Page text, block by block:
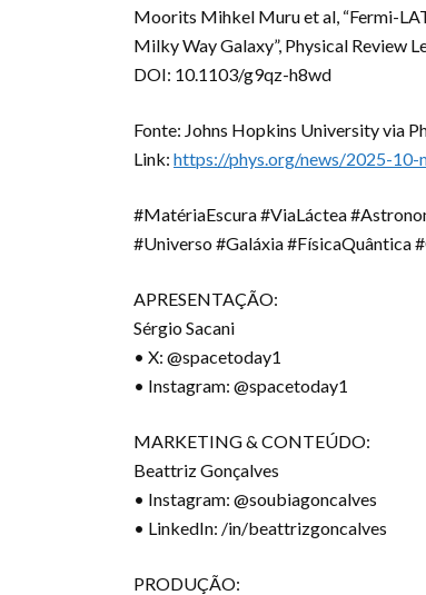
Moorits Mihkel Muru et al, “Fermi-
Milky Way Galaxy”, Physical Review
DOI: 10.1103/g9qz-h8wd
Fonte: Johns Hopkins University via
Link: https://phys.org/news/2025-
#MatériaEscura #ViaLáctea
#Universo #Galáxia #FísicaQuântica
APRESENTAÇÃO:
Sérgio Sacani
• X: @spacetoday1
• Instagram: @spacetoday1
MARKETING & CONTEÚDO:
Beattriz Gonçalves
• Instagram: @soubiagoncalves
• LinkedIn: /in/beattrizgoncalves
PRODUÇÃO: